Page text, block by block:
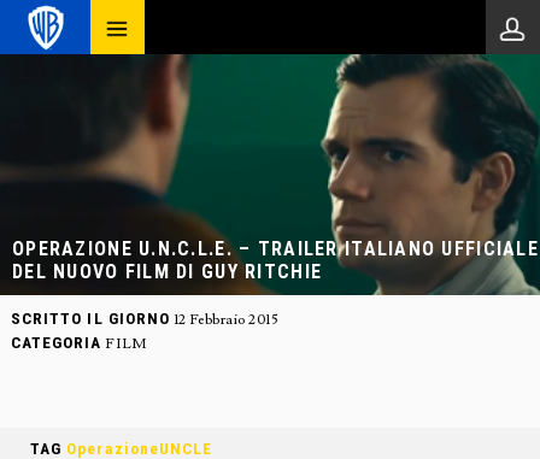
OPERAZIONE U.N.C.L.E. – TRAILER ITALIANO UFFICIALE
DEL NUOVO FILM DI GUY RITCHIE
SCRITTO IL GIORNO 12 Febbraio 2015
CATEGORIA FILM
TAG OperazioneUNCLE